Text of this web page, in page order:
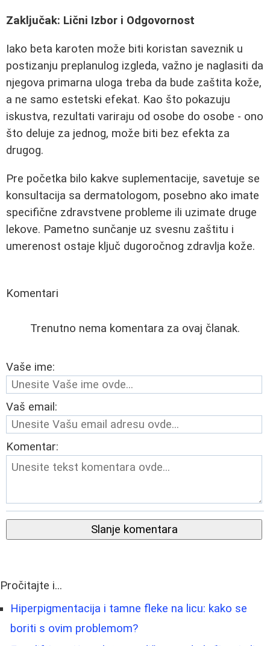
Zaključak: Lični Izbor i Odgovornost
Iako beta karoten može biti koristan saveznik u
postizanju preplanulog izgleda, važno je naglasiti da
njegova primarna uloga treba da bude zaštita kože,
a ne samo estetski efekat. Kao što pokazuju
iskustva, rezultati variraju od osobe do osobe - ono
što deluje za jednog, može biti bez efekta za
drugog.
Pre početka bilo kakve suplementacije, savetuje se
konsultacija sa dermatologom, posebno ako imate
specifične zdravstvene probleme ili uzimate druge
lekove. Pametno sunčanje uz svesnu zaštitu i
umerenost ostaje ključ dugoročnog zdravlja kože.
Komentari
Trenutno nema komentara za ovaj članak.
Vaše ime:
Vaš email:
Komentar:
Slanje komentara
Pročitajte i...
Hiperpigmentacija i tamne fleke na licu: kako se
boriti s ovim problemom?